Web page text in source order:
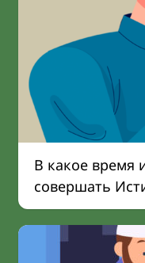
В какое время
совершать